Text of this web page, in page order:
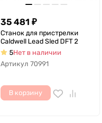
35 481 ₽
Станок для пристрелки
Caldwell Lead Sled DFT 2
5Нет в наличии
Артикул 70991
В корзину